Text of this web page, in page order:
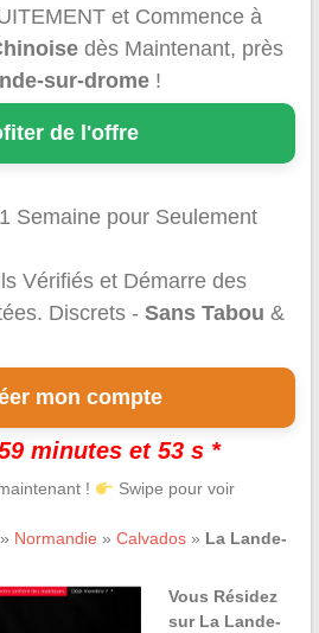
et Commence à
dès Maintenant, près
sur-drome!
de l'offre
Semaine pour Seulement
Vérifiés et Démarre des
Discrets - Sans Tabou &
mon compte
minutes et 53 s *
! Swipe pour voir
» Normandie » Calvados» La Lande-
Vous Résidez
sur La Lande-